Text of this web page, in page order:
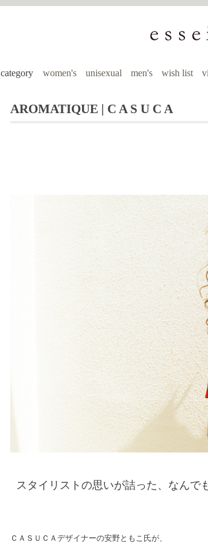
category women's unisexual men's wish list
AROMATIQUE | C A S U C A
スタイリストの思いが詰った、なんで
ＣＡＳＵＣＡデザイナーの安野ともこ氏が、